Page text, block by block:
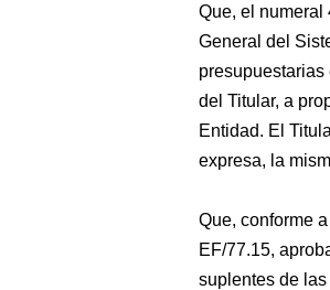
Que, el numeral
General del
del Titular, a
Entidad. El
expresa, la
Que, conforme
EF/77.15,
suplentes de